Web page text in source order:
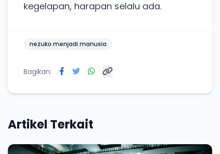
kegelapan, harapan selalu ada.
nezuko menjadi manusia
Bagikan:
Artikel Terkait